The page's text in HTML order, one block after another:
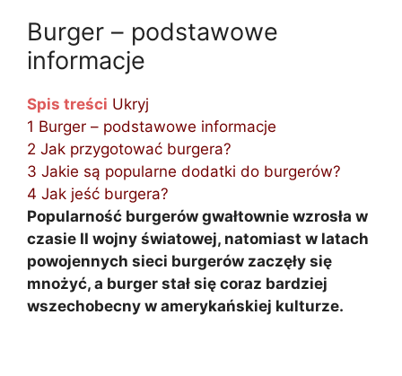
Burger – podstawowe
informacje
Spis treści Ukryj
1 Burger – podstawowe informacje
2 Jak przygotować burgera?
3 Jakie są popularne dodatki do burgerów?
4 Jak jeść burgera?
Popularność burgerów gwałtownie wzrosła w
czasie II wojny światowej, natomiast w latach
powojennych sieci burgerów zaczęły się
mnożyć, a burger stał się coraz bardziej
wszechobecny w amerykańskiej kulturze.